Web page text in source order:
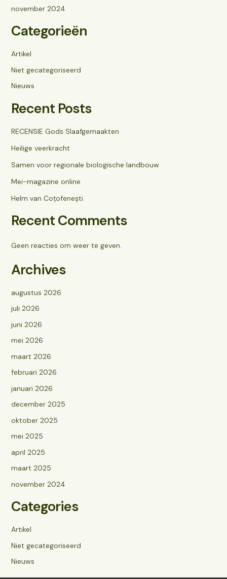
november 2024
Categorieën
Artikel
Niet gecategoriseerd
Nieuws
Recent Posts
RECENSIE Gods Slaafgemaakten
Heilige veerkracht
Samen voor regionale biologische landbouw
Mei-magazine online
Helm van Coțofenești
Recent Comments
Geen reacties om weer te geven.
Archives
augustus 2026
juli 2026
juni 2026
mei 2026
maart 2026
februari 2026
januari 2026
december 2025
oktober 2025
mei 2025
april 2025
maart 2025
november 2024
Categories
Artikel
Niet gecategoriseerd
Nieuws